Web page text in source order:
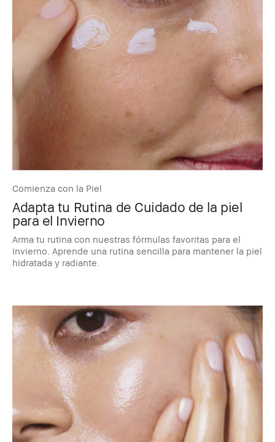
Comienza con la Piel
Adapta tu Rutina de Cuidado de la piel
para el Invierno
Arma tu rutina con nuestras fórmulas favoritas para el
invierno. Aprende una rutina sencilla para mantener la piel
hidratada y radiante.